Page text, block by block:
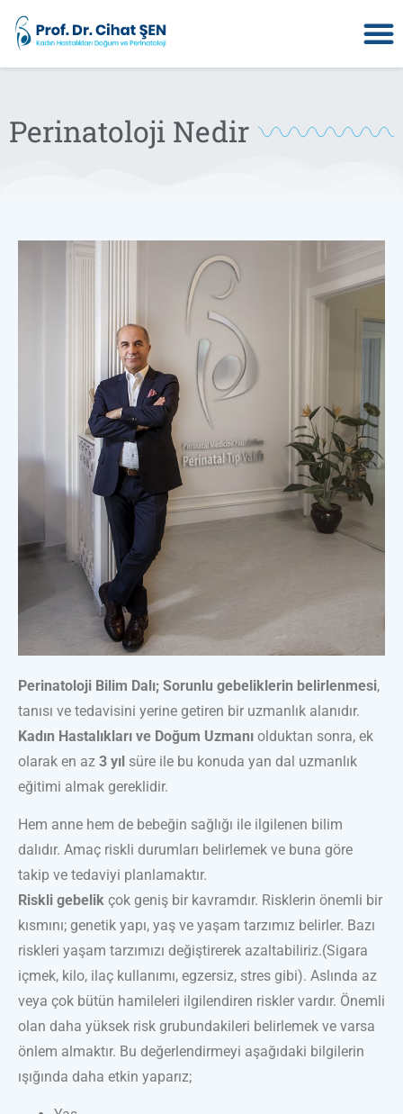
Perinatoloji Nedir
Perinatoloji Bilim Dalı; Sorunlu gebeliklerin belirlenmesi,
tanısı ve tedavisini yerine getiren bir uzmanlık alanıdır.
Kadın Hastalıkları ve Doğum Uzmanı olduktan sonra, ek
olarak en az 3 yıl süre ile bu konuda yan dal uzmanlık
eğitimi almak gereklidir.
Hem anne hem de bebeğin sağlığı ile ilgilenen bilim
dalıdır. Amaç riskli durumları belirlemek ve buna göre
takip ve tedaviyi planlamaktır.
Riskli gebelik çok geniş bir kavramdır. Risklerin önemli bir
kısmını; genetik yapı, yaş ve yaşam tarzımız belirler. Bazı
riskleri yaşam tarzımızı değiştirerek azaltabiliriz.(Sigara
içmek, kilo, ilaç kullanımı, egzersiz, stres gibi). Aslında az
veya çok bütün hamileleri ilgilendiren riskler vardır. Önemli
olan daha yüksek risk grubundakileri belirlemek ve varsa
önlem almaktır. Bu değerlendirmeyi aşağıdaki bilgilerin
ışığında daha etkin yaparız;